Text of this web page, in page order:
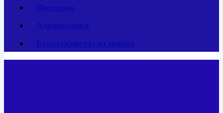
Фотозона
Аэромозаика
Букеты/цветы из шаров